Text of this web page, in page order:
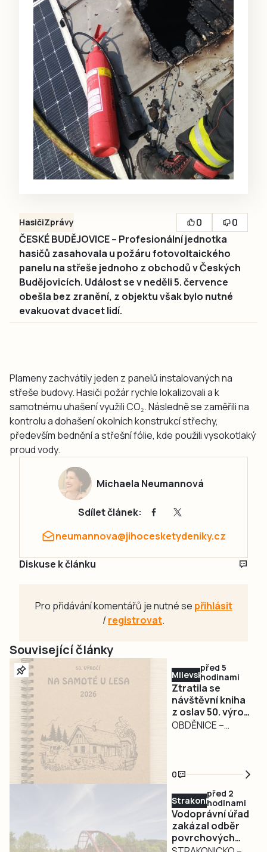
HasičiZprávy 0
0
ČESKÉ BUDĚJOVICE – Profesionální jednotka
hasičů zasahovala u požáru fotovoltaického
panelu na střeše jednoho z obchodů v Českých
Budějovicích. Událost se v neděli 5. července
obešla bez zranění, z objektu však bylo nutné
evakuovat dvacet lidí.
Plameny zachvátily jeden z panelů instalovaných na
střeše budovy. Hasiči požár rychle lokalizovali a k
samotnému uhašení využili CO₂. Následně se zaměřili na
kontrolu a dohašení okolních konstrukcí střechy,
především bednění a střešní fólie, kde použili vysokotlaký
proud vody.
Michaela Neumannová
Sdílet článek:
neumannova@jihocesketydeniky.cz
Diskuse k článku
Pro přidávání komentářů je nutné se přihlásit
/registrovat.
Související články
Strakonicko
před 2
hodinami
Vodoprávní úřad
zakázal odběr
povrchových
Milevsko
před 5
hodinami
Ztratila se
návštěvní kniha
z oslav 50. výročí
filmu Na samotě
OBDĚNICE –
poznamenala
oslavy 50. výročí
kultovního filmu Na
samotě u lesa v
Obděnicích na
Petrovicku ze
0